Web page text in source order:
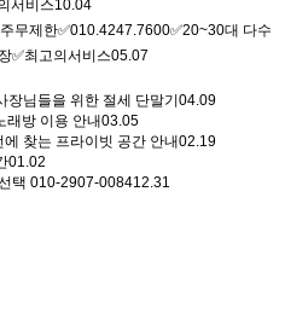
서비스10.04
무제한✅010.4247.7600✅20~30대 다수
✅최고의서비스05.07
님들을 위한 절세 단말기 04.09
래방 이용 안내03.05
에 찾는 프라이빗 공간 안내02.19
01.02
택 010-2907-008412.31